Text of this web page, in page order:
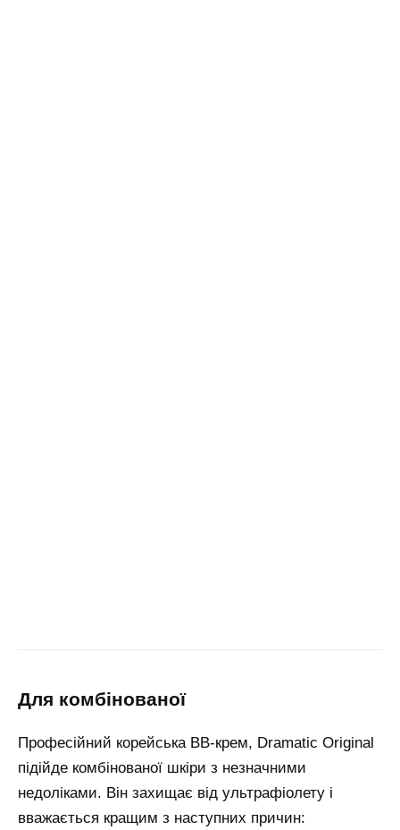
для комбінованої
Професійний корейська BB-крем, Dramatic Original
підійде комбінованої шкіри з незначними
недоліками. Він захищає від ультрафіолету і
вважається кращим з наступних причин: